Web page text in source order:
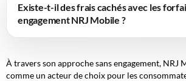
Existe-t-il des frais cachés avec les
engagement NRJ Mobile ?
À travers son approche sans engagement, NRJ
comme un acteur de choix pour les